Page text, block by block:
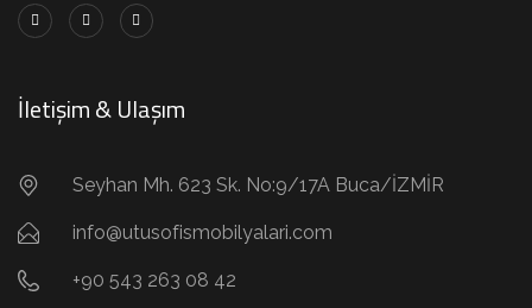
İletişim & Ulaşım
Seyhan Mh. 623 Sk. No:9/17A Buca/İZMİR
info@utusofismobilyalari.com
+90 543 263 08 42